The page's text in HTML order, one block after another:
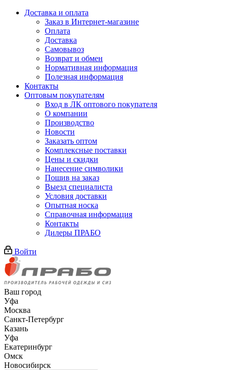
Доставка и оплата
Заказ в Интернет-магазине
Оплата
Доставка
Самовывоз
Возврат и обмен
Нормативная информация
Полезная информация
Контакты
Оптовым покупателям
Вход в ЛК оптового покупателя
О компании
Производство
Новости
Заказать оптом
Комплексные поставки
Цены и скидки
Нанесение символики
Пошив на заказ
Выезд специалиста
Условия доставки
Опытная носка
Справочная информация
Контакты
Дилеры ПРАБО
Войти
Ваш город
Уфа
Москва
Санкт-Петербург
Казань
Уфа
Екатеринбург
Омск
Новосибирск